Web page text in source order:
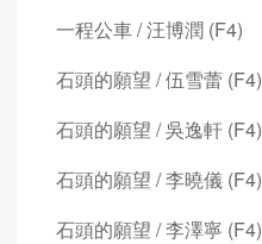
一程公車 / 汪博潤 (F4)
石頭的願望 / 伍雪蕾 (F4)
石頭的願望 / 吳逸軒 (F4)
石頭的願望 / 李曉儀 (F4)
石頭的願望 / 李澤寧 (F4)